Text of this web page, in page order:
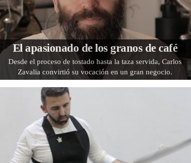
El apasionado de los granos de café
Desde el proceso de tostado hasta la taza servida, Carlos
Zavalia convirtió su vocación en un gran negocio.